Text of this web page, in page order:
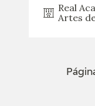
Real
Artes